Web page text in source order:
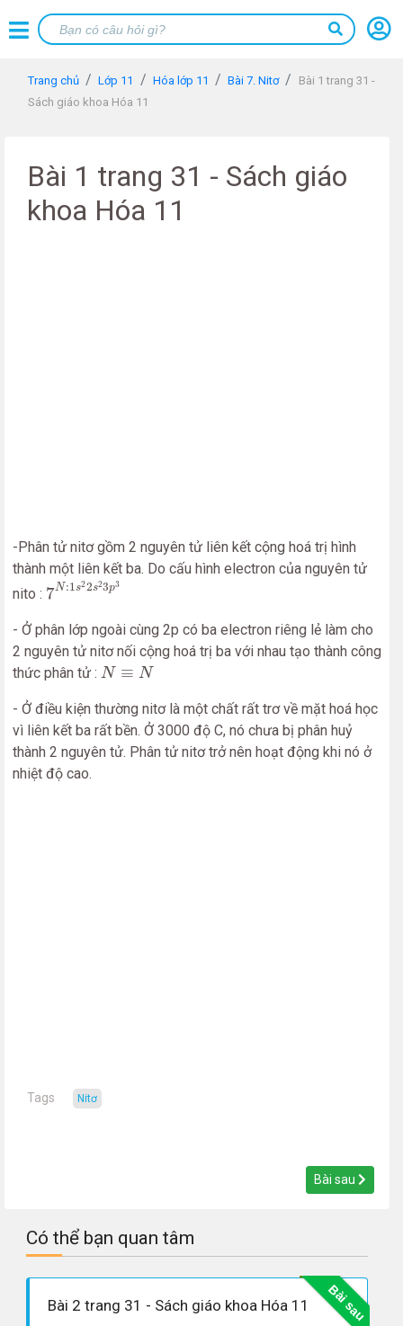
Trang chủ Lớp 11 Hóa lớp 11 Bài 7. Nitơ
Bài 1 trang 31 -
Sách giáo khoa Hóa 11
Bài 1 trang 31 - Sách giáo
khoa Hóa 11
-Phân tử nitơ gồm 2 nguyên tử liên kết cộng hoá trị hình
thành một liên kết ba. Do cấu hình electron của nguyên tử
nito : 7N :1s22s23p3
7N:1s22s23p3
- Ở phân lớp ngoài cùng 2p có ba electron riêng lẻ làm cho
2 nguyên tử nitơ nối cộng hoá trị ba với nhau tạo thành công
thức phân tử : N ≡ N
N≡
- Ở điều kiện thường nitơ là một chất rất trơ về mặt hoá học
vì liên kết ba rất bền. Ở 3000 độ C, nó chưa bị phân huỷ
thành 2 nguyên tử. Phân tử nitơ trở nên hoạt động khi nó ở
nhiệt độ cao.
Tags nitơ
Bài sau
Có thể bạn quan tâm
Bài sau
Bài 2 trang 31 - Sách giáo khoa Hóa 11